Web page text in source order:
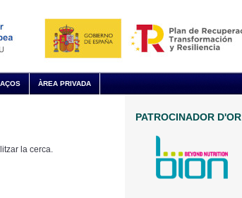
ÀREA PRIVADA
la cerca.
PATROCINADOR D'OR